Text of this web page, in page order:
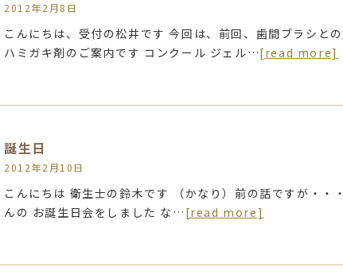
2012年2月8日
こんにちは、受付の松井です 今回は、前回、歯間ブラシと
ハミガキ剤のご案内です コンクール ジェル…[read more]
誕生日
2012年2月10日
こんにちは 衛生士の鈴木です （かなり）前の話ですが・・
んの お誕生日会をしました な… [read more]